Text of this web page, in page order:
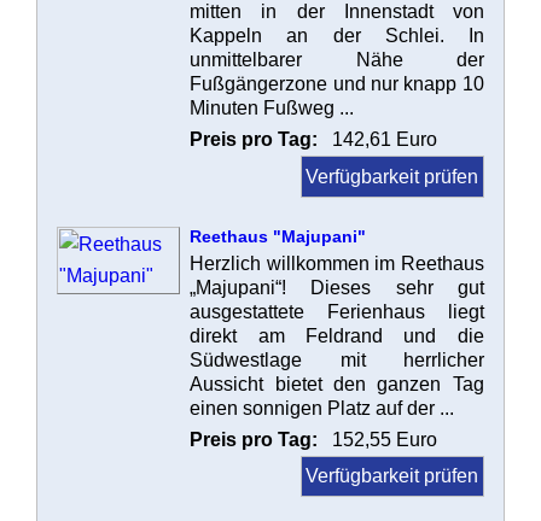
mitten in der Innenstadt von
Kappeln an der Schlei. In
unmittelbarer Nähe der
Fußgängerzone und nur knapp 10
Minuten Fußweg ...
Preis pro Tag:
142,61 Euro
Verfügbarkeit prüfen
Reethaus "Majupani"
Herzlich willkommen im Reethaus
„Majupani“! Dieses sehr gut
ausgestattete Ferienhaus liegt
direkt am Feldrand und die
Südwestlage mit herrlicher
Aussicht bietet den ganzen Tag
einen sonnigen Platz auf der ...
Preis pro Tag:
152,55 Euro
Verfügbarkeit prüfen